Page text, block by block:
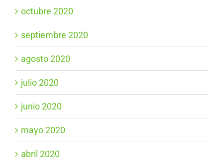
octubre 2020
septiembre 2020
agosto 2020
julio 2020
junio 2020
mayo 2020
abril 2020